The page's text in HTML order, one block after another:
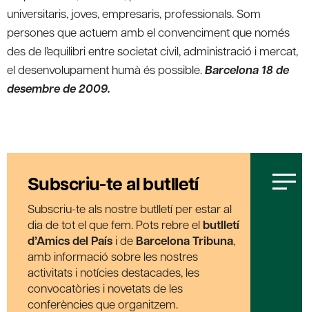
universitaris, joves, empresaris, professionals. Som
persones que actuem amb el convenciment que només
des de l’equilibri entre societat civil, administració i mercat,
el desenvolupament humà és possible.Barcelona 18 de
desembre de 2009.
Subscriu-te al butlletí
Subscriu-te als nostre butlletí per estar al
dia de tot el que fem. Pots rebre el butlletí
d’Amics del País i de Barcelona Tribuna,
amb informació sobre les nostres
activitats i notícies destacades, les
convocatòries i novetats de les
conferències que organitzem.